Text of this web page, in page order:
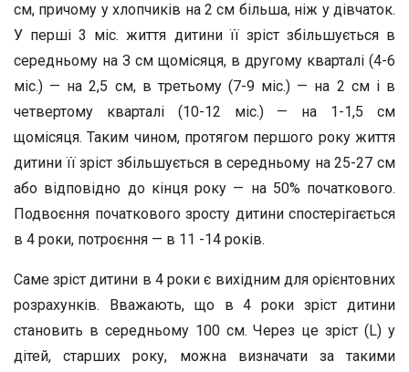
см, причому у хлопчиків на 2 см більша, ніж у дівчаток.
У перші 3 міс. життя дитини її зріст збільшується в
середньому на З см щомісяця, в другому кварталі (4-6
міс.) — на 2,5 см, в третьому (7-9 міс.) — на 2 см і в
четвертому кварталі (10-12 міс.) — на 1-1,5 см
щомісяця. Таким чином, протягом першого року життя
дитини її зріст збільшується в середньому на 25-27 см
або відповідно до кінця року — на 50% початкового.
Подвоєння початкового зросту дитини спостерігається
в 4 роки, потроєння — в 11 -14 років.
Саме зріст дитини в 4 роки є вихідним для орієнтовних
розрахунків. Вважають, що в 4 роки зріст дитини
становить в середньому 100 см. Через це зріст (L) у
дітей, старших року, можна визначати за такими